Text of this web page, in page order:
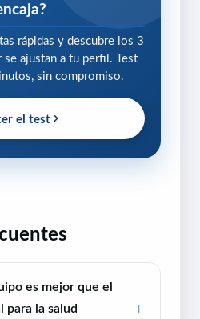
rápidas y descubre los 3
ajustan a tu perfil. Test
sin compromiso.
el test
es mejor que el
para la salud